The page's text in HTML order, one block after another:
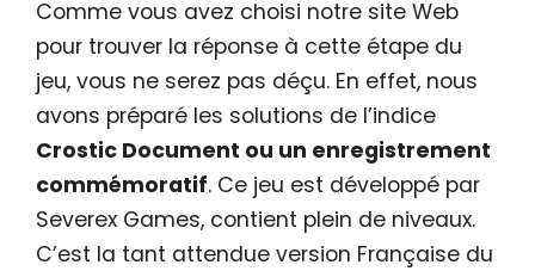
Comme vous avez choisi notre site Web
pour trouver la réponse à cette étape du
jeu, vous ne serez pas déçu. En effet, nous
avons préparé les solutions de l’indice
Crostic Document ou un enregistrement
commémoratif. Ce jeu est développé par
Severex Games, contient plein de niveaux.
C’est la tant attendue version Française du